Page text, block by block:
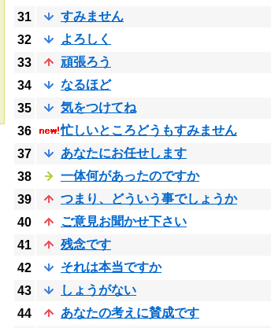
31
すみません
32
よろしく
33
頑張ろう
34
なるほど
35
気をつけてね
36
忙しいところどうもすみません
37
あなたにお任せします
38
一体何があったのですか
39
つまり、どういう事でしょうか
40
ご意見お聞かせ下さい
41
残念です
42
それは本当ですか
43
しょうがない
44
あなたの考えに賛成です